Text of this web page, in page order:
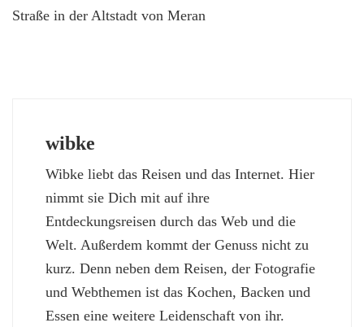
Straße in der Altstadt von Meran
wibke
Wibke liebt das Reisen und das Internet. Hier
nimmt sie Dich mit auf ihre
Entdeckungsreisen durch das Web und die
Welt. Außerdem kommt der Genuss nicht zu
kurz. Denn neben dem Reisen, der Fotografie
und Webthemen ist das Kochen, Backen und
Essen eine weitere Leidenschaft von ihr.